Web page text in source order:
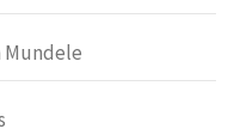
Mundele